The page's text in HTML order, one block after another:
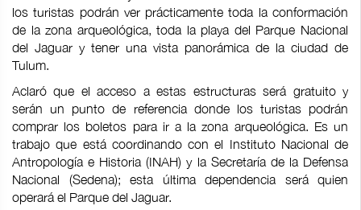
los turistas podrán ver prácticamente toda la conformación
de la zona arqueológica, toda la playa del Parque Nacional
del Jaguar y tener una vista panorámica de la ciudad de
Tulum.
Aclaró que el acceso a estas estructuras será gratuito y
serán un punto de referencia donde los turistas podrán
comprar los boletos para ir a la zona arqueológica. Es un
trabajo que está coordinando con el Instituto Nacional de
Antropología e Historia (INAH) y la Secretaría de la Defensa
Nacional (Sedena); esta última dependencia será quien
operará el Parque del Jaguar.